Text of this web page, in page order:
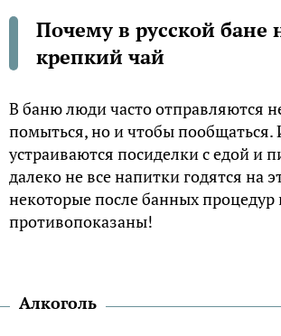
Почему в русской бане
крепкий чай
В баню люди часто отправляются
помыться, но и чтобы пообщаться.
устраиваются посиделки с едой и
далеко не все напитки годятся на
некоторые после банных процедур
противопоказаны!
Алкоголь